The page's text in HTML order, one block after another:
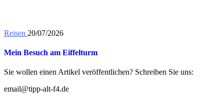
Reisen 20/07/2026
Mein Besuch am Eiffelturm
Sie wollen einen Artikel veröffentlichen? Schreiben Sie uns:
email@tipp-alt-f4.de